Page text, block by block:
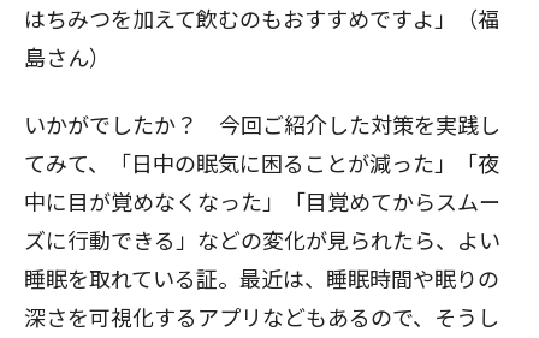
はちみつを加えて飲むのもおすすめですよ」（福
島さん）
いかがでしたか？ 今回ご紹介した対策を実践し
てみて、「日中の眠気に困ることが減った」「夜
中に目が覚めなくなった」「目覚めてからスムー
ズに行動できる」などの変化が見られたら、よい
睡眠を取れている証。最近は、睡眠時間や眠りの
深さを可視化するアプリなどもあるので、そうし